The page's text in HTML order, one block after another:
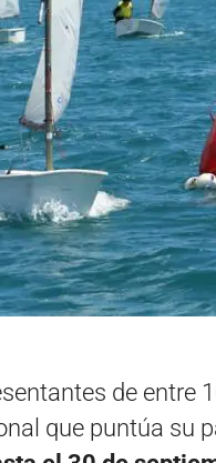
de entre
que puntúa su